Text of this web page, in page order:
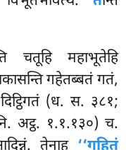
चतूहि महाभूतेहि
गहेतब्बतं गतं,
(ध. स. ३८१;
अट्ठ. १.१.१३०) च.